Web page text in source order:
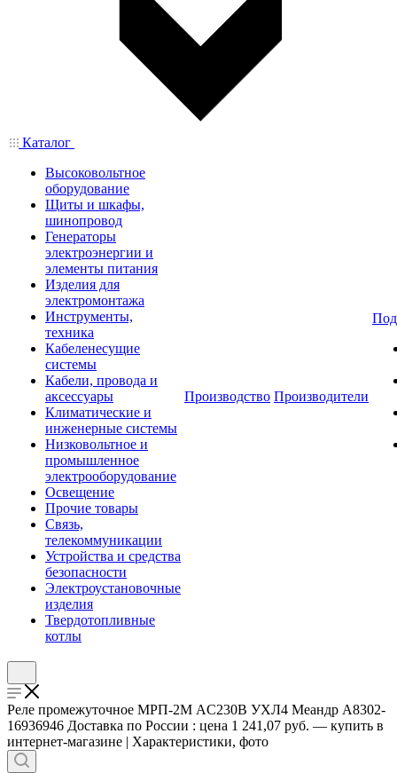
Каталог
Высоковольтное
оборудование
Щиты и шкафы,
шинопровод
Генераторы
электроэнергии и
элементы питания
Изделия для
электромонтажа
Инструменты,
техника
Кабеленесущие
системы
Кабели, провода и
аксессуары
Климатические и
инженерные системы
Низковольтное и
промышленное
электрооборудование
Освещение
Прочие товары
Связь,
телекоммуникации
Устройства и средства
безопасности
Электроустановочные
изделия
Твердотопливные
котлы
Производство Производители
Реле промежуточное МРП-2М AC230В УХЛ4 Меандр A8302-
16936946 Доставка по России : цена 1 241,07 руб. — купить в
интернет-магазине | Характеристики, фото